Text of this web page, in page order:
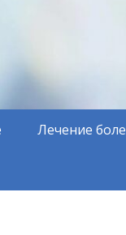
Лечение